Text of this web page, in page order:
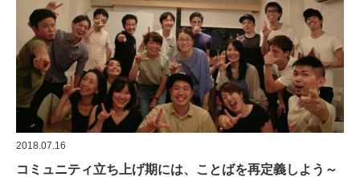
2018.07.16
コミュニティ立ち上げ期には、ことばを再定義しよう～